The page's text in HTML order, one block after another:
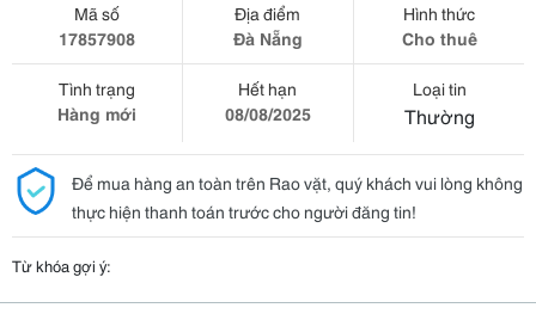
Mã số
17857908
Địa điểm
Đà Nẵng
Hình thức
Cho thuê
Tình trạng
Hàng mới
Hết hạn
08/08/2025
Loại tin
Thường
Để mua hàng an toàn trên Rao vặt, quý khách vui lòng không
thực hiện thanh toán trước cho người đăng tin!
Từ khóa gợi ý: